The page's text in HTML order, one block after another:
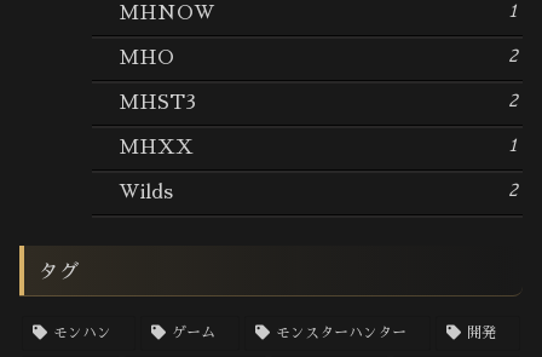
MHNOW 1
MHO 2
MHST3 2
MHXX 1
Wilds 2
タグ
モンハン ゲーム モンスターハンター 開発